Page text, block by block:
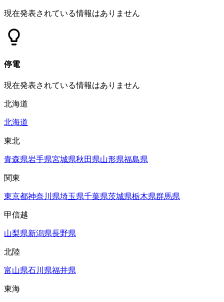
現在発表されている情報はありません
停電
現在発表されている情報はありません
北海道
北海道
東北
青森県岩手県宮城県秋田県山形県福島県
関東
東京都神奈川県埼玉県千葉県茨城県栃木県群馬県
甲信越
山梨県新潟県長野県
北陸
富山県石川県福井県
東海